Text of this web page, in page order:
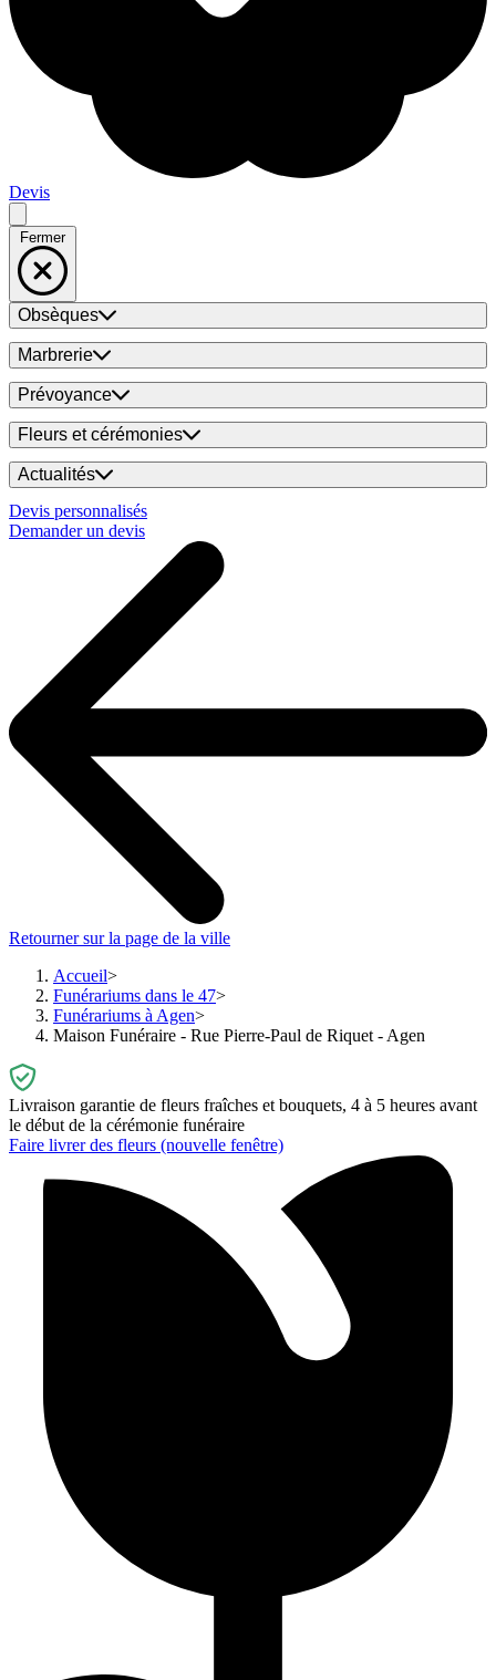
Devis
Fermer
Obsèques
Marbrerie
Prévoyance
Fleurs et cérémonies
Actualités
Devis personnalisés
Demander un devis
Retourner sur la page de la ville
Accueil
Funérariums dans le 47
Funérariums à Agen
Maison Funéraire - Rue Pierre-Paul de Riquet - Agen
Livraison garantie de fleurs fraîches et bouquets, 4 à 5 heures avant
le début de la cérémonie funéraire
Faire livrer des fleurs (nouvelle fenêtre)